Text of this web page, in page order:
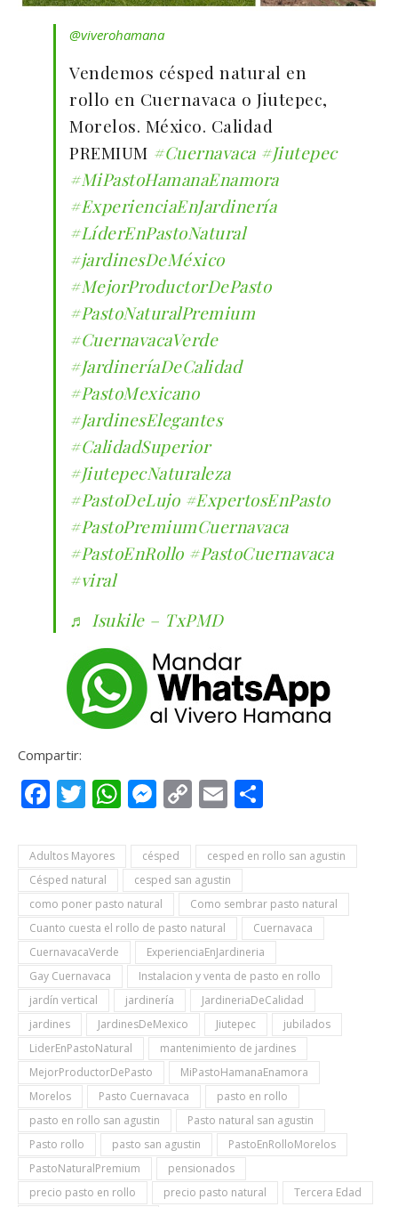
@viverohamana
Vendemos césped natural en
rollo en Cuernavaca o Jiutepec,
Morelos. México. Calidad
PREMIUM #Cuernavaca #Jiutepec
#MiPastoHamanaEnamora
#ExperienciaEnJardinería
#LíderEnPastoNatural
#jardinesDeMéxico
#MejorProductorDePasto
#PastoNaturalPremium
#CuernavacaVerde
#JardineríaDeCalidad
#PastoMexicano
#JardinesElegantes
#CalidadSuperior
#JiutepecNaturaleza
#PastoDeLujo #ExpertosEnPasto
#PastoPremiumCuernavaca
#PastoEnRollo #PastoCuernavaca
#viral
♬ Isukile – TxPMD
Compartir:
Facebook
Twitter
WhatsApp
Messenger
CopyEmail
Adultos Mayores césped
cesped en rollo san agustin
Césped natural
cesped san agustin
como poner pasto natural
Como sembrar pasto natural
Cuanto cuesta el rollo de pasto natural
Cuernavaca
CuernavacaVerde
ExperienciaEnJardineria
Gay Cuernavaca
Instalacion y venta de pasto en rollo
jardín vertical
jardinería
JardineriaDeCalidad
jardines
JardinesDeMexico Jiutepec
jubilados
LiderEnPastoNatural
mantenimiento de jardines
MejorProductorDePasto
MiPastoHamanaEnamora
Morelos
Pasto Cuernavaca
pasto en rollo
pasto en rollo san agustin
Pasto natural san agustin
Pasto rollo
pasto san agustin
PastoEnRolloMorelos
PastoNaturalPremium
pensionados
precio pasto en rollo
precio pasto natural Tercera Edad